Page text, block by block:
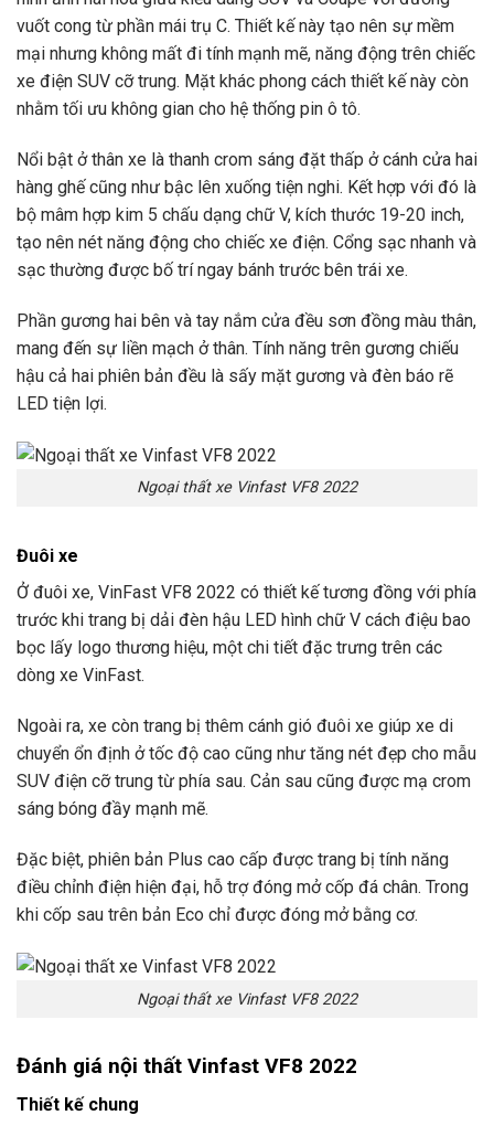
vuốt cong từ phần mái trụ C. Thiết kế này tạo nên sự mềm
mại nhưng không mất đi tính mạnh mẽ, năng động trên chiếc
xe điện SUV cỡ trung. Mặt khác phong cách thiết kế này còn
nhằm tối ưu không gian cho hệ thống pin ô tô.
Nổi bật ở thân xe là thanh crom sáng đặt thấp ở cánh cửa hai
hàng ghế cũng như bậc lên xuống tiện nghi. Kết hợp với đó là
bộ mâm hợp kim 5 chấu dạng chữ V, kích thước 19-20 inch,
tạo nên nét năng động cho chiếc xe điện. Cổng sạc nhanh và
sạc thường được bố trí ngay bánh trước bên trái xe.
Phần gương hai bên và tay nắm cửa đều sơn đồng màu thân,
mang đến sự liền mạch ở thân. Tính năng trên gương chiếu
hậu cả hai phiên bản đều là sấy mặt gương và đèn báo rẽ
LED tiện lợi.
Ngoại thất xe Vinfast VF8 2022
Đuôi xe
Ở đuôi xe, VinFast VF8 2022 có thiết kế tương đồng với phía
trước khi trang bị dải đèn hậu LED hình chữ V cách điệu bao
bọc lấy logo thương hiệu, một chi tiết đặc trưng trên các
dòng xe VinFast.
Ngoài ra, xe còn trang bị thêm cánh gió đuôi xe giúp xe di
chuyển ổn định ở tốc độ cao cũng như tăng nét đẹp cho mẫu
SUV điện cỡ trung từ phía sau. Cản sau cũng được mạ crom
sáng bóng đầy mạnh mẽ.
Đặc biệt, phiên bản Plus cao cấp được trang bị tính năng
điều chỉnh điện hiện đại, hỗ trợ đóng mở cốp đá chân. Trong
khi cốp sau trên bản Eco chỉ được đóng mở bằng cơ.
Ngoại thất xe Vinfast VF8 2022
Đánh giá nội thất Vinfast VF8 2022
Thiết kế chung